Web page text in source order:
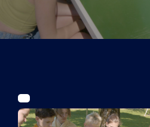
Kurier Romy 2026